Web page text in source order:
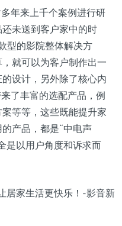
年来上千个案例进行研
未送到客户家中的时
型的影院整体解决方
就可以为客户制作出一
设计，另外除了核心内
了丰富的选配产品，例
等等，这些既能提升家
产品，都是“中电声
是以用户角度和诉求而